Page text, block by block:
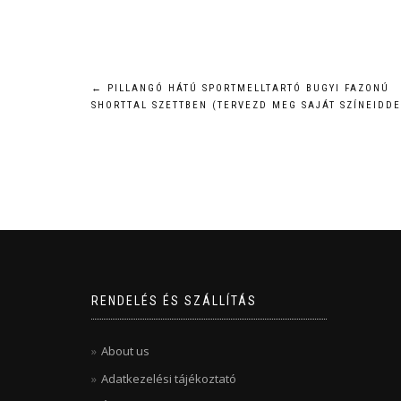
Bejegyzés
←
PILLANGÓ HÁTÚ SPORTMELLTARTÓ BUGYI FAZONÚ
SHORTTAL SZETTBEN (TERVEZD MEG SAJÁT
RENDELÉS ÉS SZÁLLÍTÁS
About us
Adatkezelési tájékoztató